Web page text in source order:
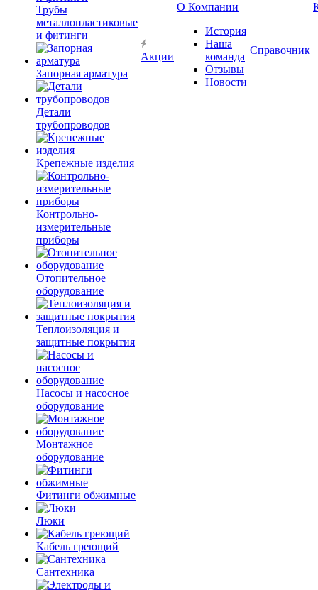
Трубы
металлопластиковые
и фитинги
Запорная арматура
Детали
трубопроводов
Крепежные изделия
Контрольно-
измерительные
приборы
Отопительное
оборудование
Теплоизоляция и
защитные покрытия
Насосы и насосное
оборудование
Монтажное
оборудование
Фитинги обжимные
Люки
Кабель греющий
Сантехника
Акции
О Компании
История
Наша
команда
Отзывы
Новости
Справочник